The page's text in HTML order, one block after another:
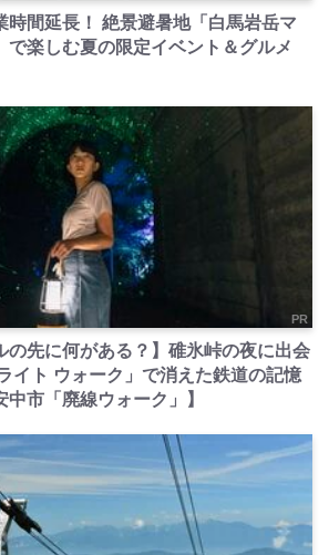
時間延長！ 絶景避暑地「白馬岩岳マ
で楽しむ夏の限定イベント＆グルメ
PR
の先に何がある？】碓氷峠の夜に出会
イト ウォーク」で消えた鉄道の記憶
市「廃線ウォーク」】